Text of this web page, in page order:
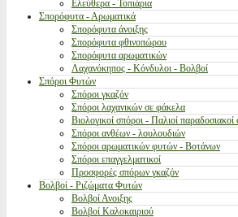
Ελεύθερα - Τοπιάρια
Σπορόφυτα - Αρωματικά
Σπορόφυτα άνοιξης
Σπορόφυτα φθινοπώρου
Σπορόφυτα αρωματικών
Λαχανόκηπος - Κόνδυλοι - Βολβοί
Σπόροι Φυτών
Σπόροι γκαζόν
Σπόροι λαχανικών σε φάκελα
Βιολογικοί σπόροι - Παλιοί παραδοσιακοί
Σπόροι ανθέων - λουλουδιών
Σπόροι αρωματικών φυτών - Βοτάνων
Σπόροι επαγγελματικοί
Προσφορές σπόρων γκαζόν
Βολβοί - Ριζώματα Φυτών
Βολβοί Ανοιξης
Βολβοί Καλοκαιριού